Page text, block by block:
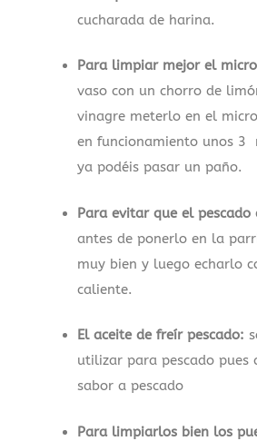
cucharada de harina.
Para limpiar mejor el
vaso con un chorro de
vinagre meterlo en el
en funcionamiento unos 3
ya podéis pasar un paño.
Para evitar que el pescado
antes de ponerlo en la
muy bien y luego echarlo
caliente.
El aceite de freír pescado:
utilizar para pescado pues
sabor a pescado
Para limpiarlos bien los